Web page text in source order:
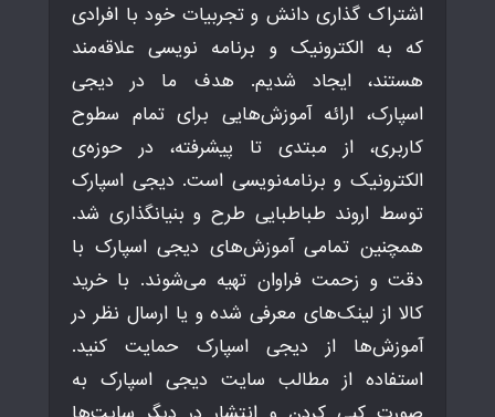
اشتراک گذاری دانش و تجربیات خود با افرادی
که به الکترونیک و برنامه نویسی علاقه‌مند
هستند، ایجاد شدیم. هدف ما در دیجی
اسپارک، ارائه آموزش‌هایی برای تمام سطوح
کاربری، از مبتدی تا پیشرفته، در حوزه‌ی
الکترونیک و برنامه‌نویسی است. دیجی اسپارک
توسط اروند طباطبایی طرح و بنیانگذاری شد.
همچنین تمامی آموزش‌های دیجی اسپارک با
دقت و زحمت فراوان تهیه می‌شوند. با خرید
کالا از لینک‌های معرفی شده و یا ارسال نظر در
آموزش‌ها از دیجی اسپارک حمایت کنید.
استفاده از مطالب سایت دیجی اسپارک به